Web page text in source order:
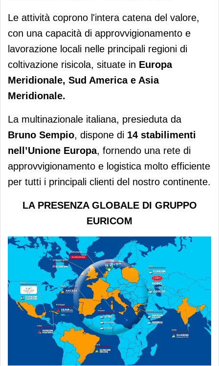
Le attività coprono l'intera catena del valore,
con una capacità di approvvigionamento e
lavorazione locali nelle principali regioni di
coltivazione risicola, situate in Europa
Meridionale, Sud America e Asia
Meridionale.
La multinazionale italiana, presieduta da
Bruno Sempio, dispone di 14 stabilimenti
nell’Unione Europa, fornendo una rete di
approvvigionamento e logistica molto efficiente
per tutti i principali clienti del nostro continente.
LA PRESENZA GLOBALE DI GRUPPO
EURICOM